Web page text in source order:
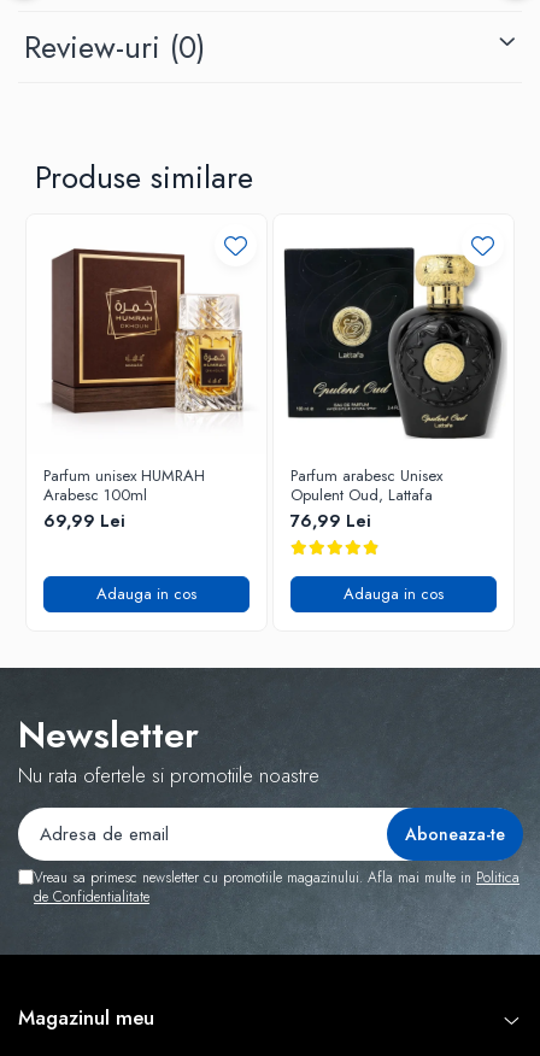
Review-uri (0)
Produse similare
Parfum unisex HUMRAH
Arabesc 100ml
69,99 Lei
Adauga in cos
Parfum arabesc Unisex
Opulent Oud, Lattafa
76,99 Lei
Adauga in cos
Newsletter
Nu rata ofertele si promotiile noastre
Vreau sa primesc newsletter cu promotiile magazinului. Afla mai multe in Politica
de Confidentialitate
Magazinul meu